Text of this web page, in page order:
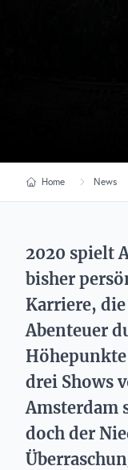
Home News
2020 spielt
bisher
Karriere,
Abenteuer
drei Shows
Amsterdam
doch der